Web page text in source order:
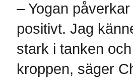
– Yogan
positivt. Jag
stark i tanken
kroppen, säger